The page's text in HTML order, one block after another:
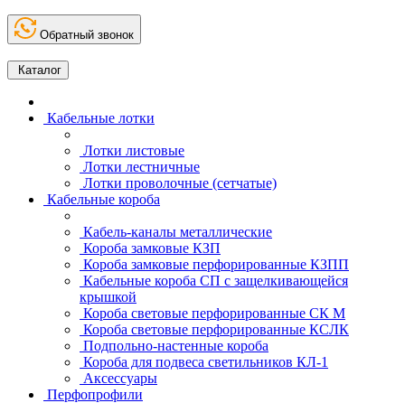
Обратный звонок
Каталог
Кабельные лотки
Лотки листовые
Лотки лестничные
Лотки проволочные (сетчатые)
Кабельные короба
Кабель-каналы металлические
Короба замковые КЗП
Короба замковые перфорированные КЗПП
Кабельные короба СП с защелкивающейся
крышкой
Короба световые перфорированные СК М
Короба световые перфорированные КСЛК
Подпольно-настенные короба
Короба для подвеса светильников КЛ-1
Аксессуары
Перфопрофили